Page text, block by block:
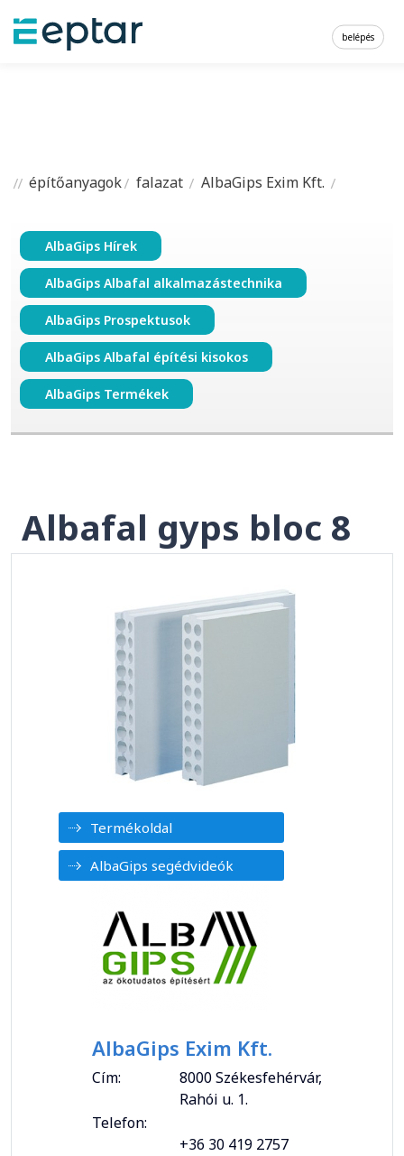
belépés
építőanyagok falazat AlbaGips Exim Kft.
AlbaGips Hírek
AlbaGips Albafal alkalmazástechnika
AlbaGips Prospektusok
AlbaGips Albafal építési kisokos
AlbaGips Termékek
Albafal gyps bloc 8
Termékoldal
AlbaGips segédvideók
AlbaGips Exim Kft.
Cím:
8000 Székesfehérvár,
Rahói u. 1.
Telefon:
+36 30 419 2757